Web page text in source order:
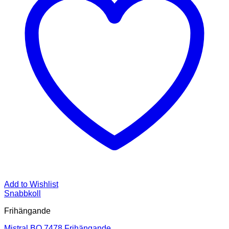
Add to Wishlist
Snabbkoll
Frihängande